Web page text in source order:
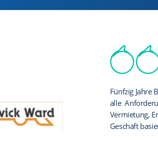
Ernest Doe &
Lieferverträge
und
Fünfzig Jahre
alle
Vermietung,
Geschäft
Ulrich
erweiterten
unterstützen